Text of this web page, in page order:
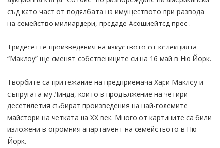
съд като част от подялбата на имуществото при развода
на семейство милиардери, предаде Асошиейтед прес .
Тридесетте произведения на изкуството от колекцията
“Маклоу” ще сменят собствениците си на 16 май в Ню Йорк.
Творбите са притежание на предприемача Хари Маклоу и
съпругата му Линда, които в продължение на четири
десетилетия събират произведения на най-големите
майстори на четката на ХХ век. Много от картините са били
изложени в огромния апартамент на семейството в Ню
Йорк.